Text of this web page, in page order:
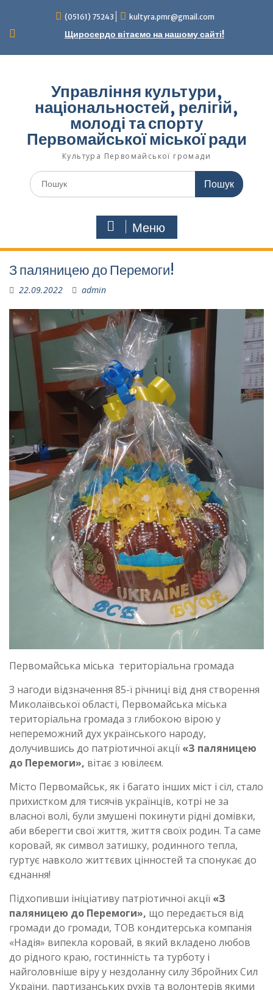
вмісту
(05161) 75243 kultyra.pmr@gmail.com
Щиросердо вітаємо на нашому сайті!
Управління культури,
національностей, релігій,
молоді та спорту
Первомайської міської ради
Культура Первомайcької громади
Шукати:
Меню
З паляницею до Перемоги!
22.09.2022 admin
Первомайська міська територіальна громада
З нагоди відзначення 85-ї річниці від дня створення
Миколаївської області, Первомайська міська
територіальна громада з глибокою вірою у
непереможний дух українського народу,
долучившись до патріотичної акції «З паляницею
до Перемоги», вітає з ювілеєм.
Місто Первомайськ, як і багато інших міст і сіл, стало
прихистком для тисячів українців, котрі не за
власної волі, були змушені покинути рідні домівки,
аби вберегти свої життя, життя своїх родин. Та саме
коровай, як символ затишку, родинного тепла,
гуртує навколо життєвих цінностей та спонукає до
єднання!
Підхопивши ініціативу патріотичної акції «З
паляницею до Перемоги», що передається від
громади до громади, ТОВ кондитерська компанія
«Надія» випекла коровай, в який вкладено любов
до рідного краю, гостинність та турботу і
найголовніше віру у нездоланну силу Збройних Сил
України, партизанських рухів та волонтерів якими